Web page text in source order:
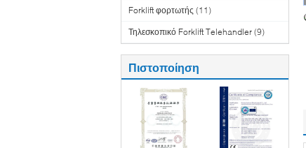
Forklift φορτωτής (11)
Τηλεσκοπικό Forklift Telehandler (9)
Πιστοποίηση